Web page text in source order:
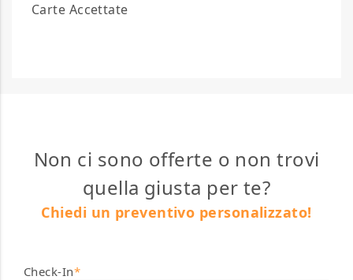
Carte Accettate
Non ci sono offerte o non trovi
quella giusta per te?
Chiedi un preventivo personalizzato!
Check-In*